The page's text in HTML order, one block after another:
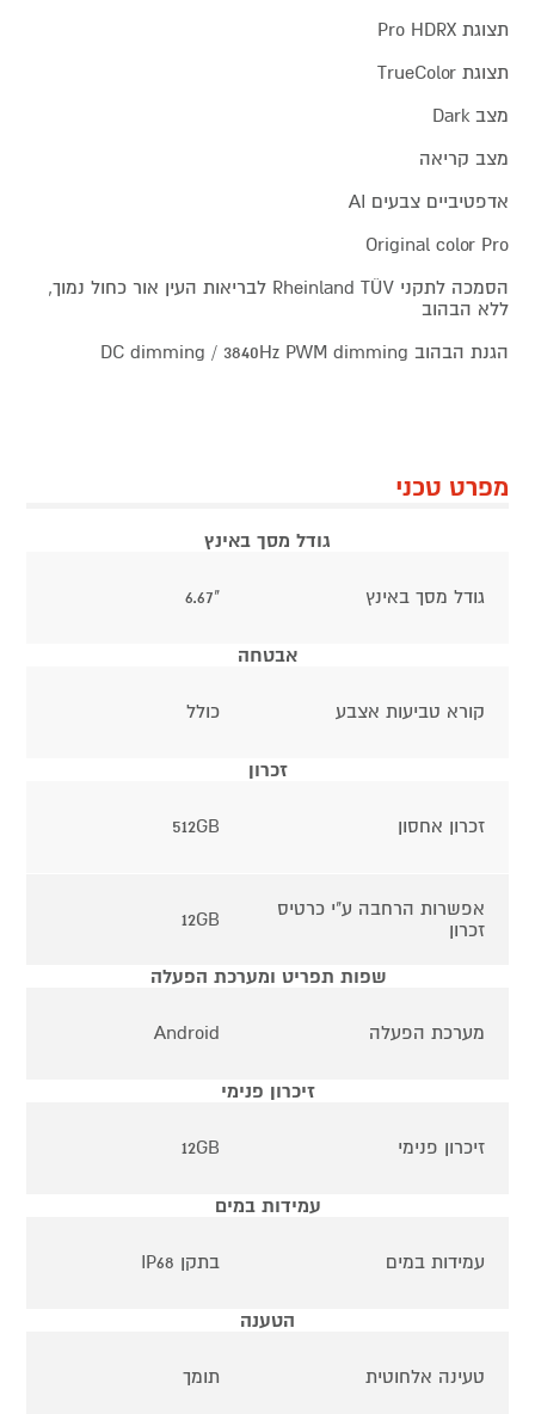
תצוגת Pro HDRX
תצוגת TrueColor
מצב Dark
מצב קריאה
אדפטיביים צבעים AI
Original color Pro
הסמכה לתקני Rheinland TÜV לבריאות העין אור כחול נמוך,
ללא הבהוב
הגנת הבהוב DC dimming / 3840Hz PWM dimming
מפרט טכני
גודל מסך באינץ
גודל מסך באינץ "6.67
אבטחה
קורא טביעות אצבע כולל
זכרון
זכרון אחסון 512GB
אפשרות הרחבה ע"י כרטיס
זכרון
12GB
שפות תפריט ומערכת הפעלה
מערכת הפעלה Android
זיכרון פנימי
זיכרון פנימי 12GB
עמידות במים
עמידות במים בתקן IP68
הטענה
טעינה אלחוטית תומך